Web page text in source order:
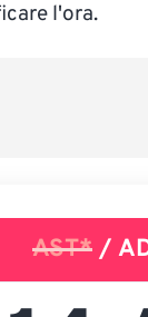
l'ora.
AST*/